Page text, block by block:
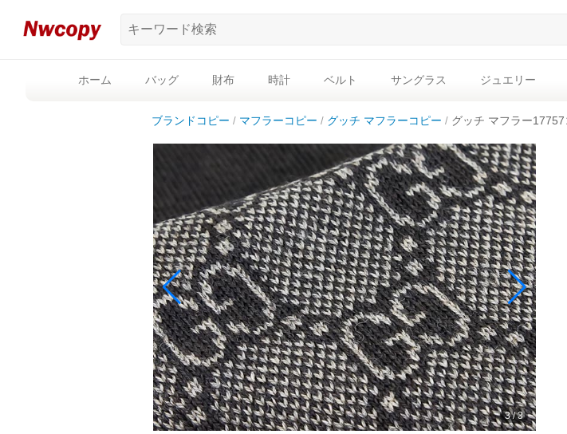
ホーム バッグ 財布 時計 ベルト サングラス ジュエリー
ブランドコピー マフラーコピー グッチ マフラーコピー グッチ マフラー17757
3/3